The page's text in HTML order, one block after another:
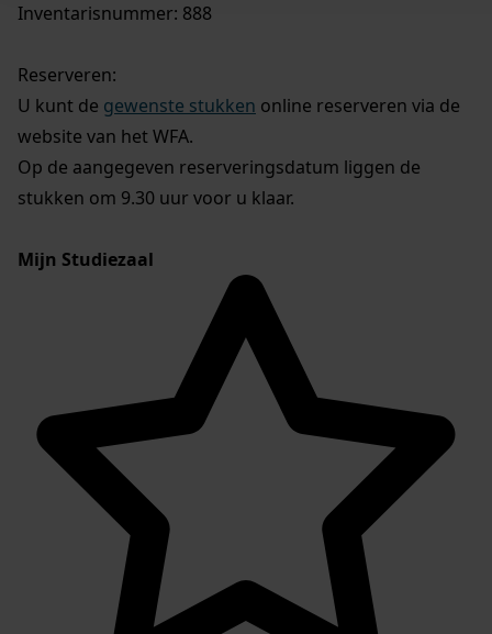
Inventarisnummer: 888
Reserveren:
U kunt de gewenste stukken online reserveren via de
website van het WFA.
Op de aangegeven reserveringsdatum liggen de
stukken om 9.30 uur voor u klaar.
Mijn Studiezaal